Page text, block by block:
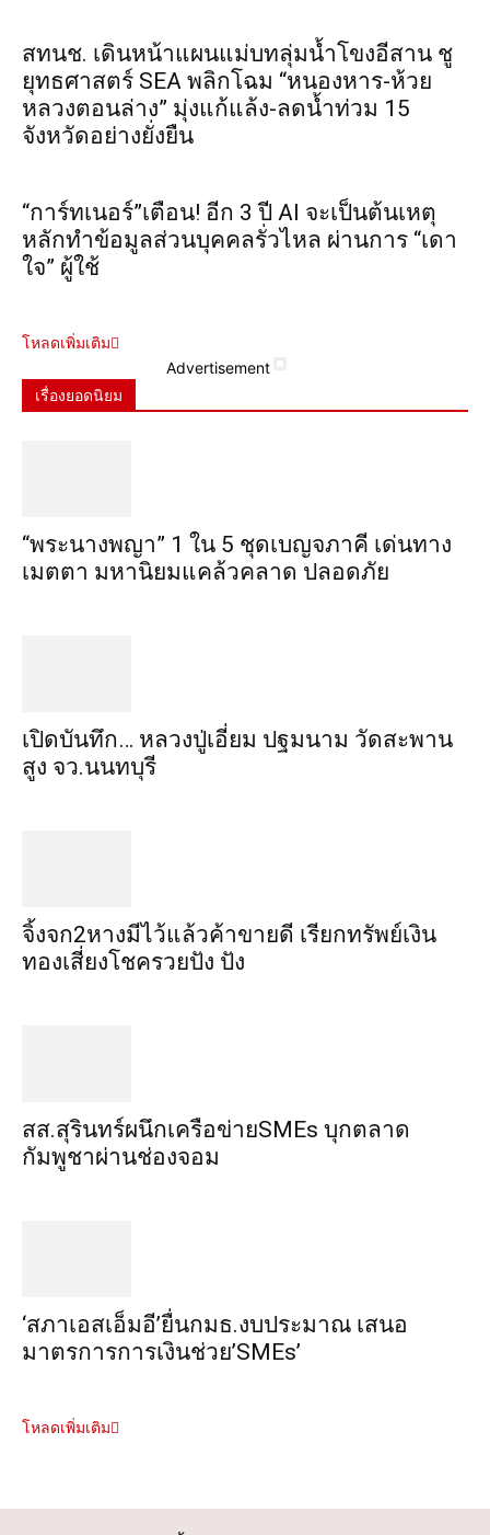
สทนช. เดินหน้าแผนแม่บทลุ่มน้ำโขงอีสาน ชู
ยุทธศาสตร์ SEA พลิกโฉม “หนองหาร-ห้วย
หลวงตอนล่าง” มุ่งแก้แล้ง-ลดน้ำท่วม 15
จังหวัดอย่างยั่งยืน
“การ์ทเนอร์”เตือน! อีก 3 ปี AI จะเป็นต้นเหตุ
หลักทำข้อมูลส่วนบุคคลรั่วไหล ผ่านการ “เดา
ใจ” ผู้ใช้
โหลดเพิ่มเติม
Advertisement
เรื่องยอดนิยม
“พระ​นาง​พญา” 1 ใน 5​ ชุดเบญจ​ภาคี​ เด่นทาง
เมตตา​ มหา​นิยม​แคล้วคลาด​ ปลอดภัย​
เปิดบันทึก… หลวงปู่เอี่ยม ​ปฐม​นาม​ วัดสะพาน
สูง​ จว.นนทบุรี
จิ้งจก​2​หาง​มีไว้แล้ว​ค้าขาย​ดี​ เรียก​ทรัพย์เงิน
ทอง​เสี่ยงโชค​รวยปัง​ ปัง​
สส.สุรินทร์ผนึกเครือข่ายSMEs บุกตลาด
กัมพูชาผ่านช่องจอม
‘สภาเอสเอ็มอี’ยื่นกมธ.งบประมาณ เสนอ
มาตรการการเงินช่วย’SMEs’
โหลดเพิ่มเติม